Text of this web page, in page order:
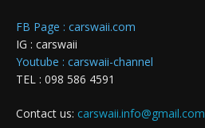
FB Page : carswaii.com
IG : carswaii
Youtube : carswaii-channel
TEL : 098 586 4591
Contact us: carswaii.info@gmail.com